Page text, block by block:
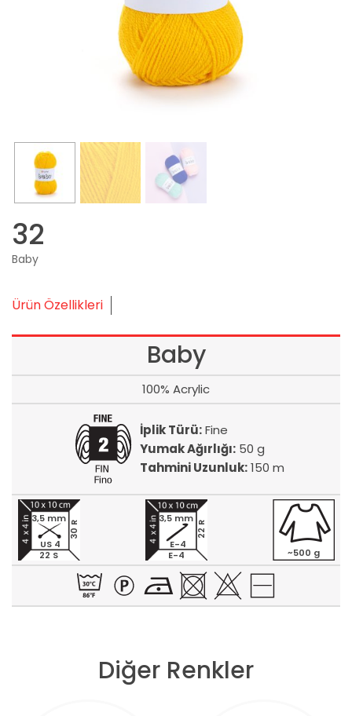
32
Baby
Ürün Özellikleri
Baby
100% Acrylic
İplik Türü:Fine
Yumak Ağırlığı: 50 g
Tahmini Uzunluk:150 m
22 S
30 R
3,5 mm
US 4
E-4
22 R
3,5 mm
E-4
~500 g
Diğer Renkler